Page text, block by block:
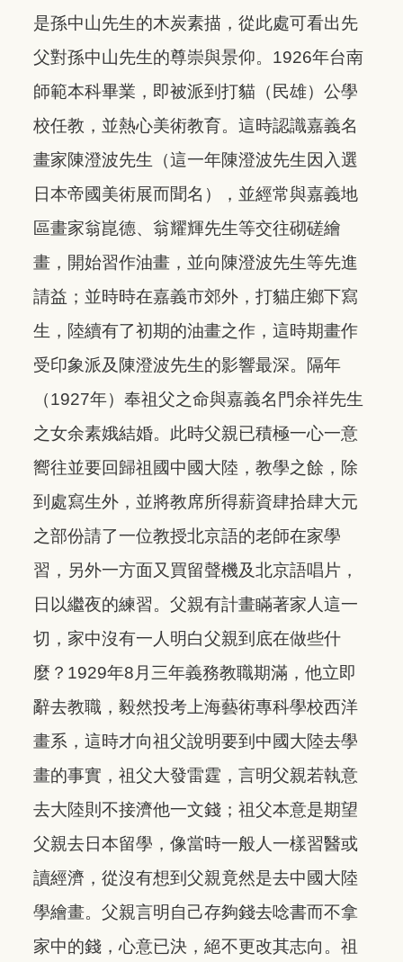
是孫中山先生的木炭素描，從此處可看出先
父對孫中山先生的尊崇與景仰。1926年台南
師範本科畢業，即被派到打貓（民雄）公學
校任教，並熱心美術教育。這時認識嘉義名
畫家陳澄波先生（這一年陳澄波先生因入選
日本帝國美術展而聞名），並經常與嘉義地
區畫家翁崑德、翁耀輝先生等交往砌磋繪
畫，開始習作油畫，並向陳澄波先生等先進
請益；並時時在嘉義市郊外，打貓庄鄉下寫
生，陸續有了初期的油畫之作，這時期畫作
受印象派及陳澄波先生的影響最深。隔年
（1927年）奉祖父之命與嘉義名門余祥先生
之女余素娥結婚。此時父親已積極一心一意
嚮往並要回歸祖國中國大陸，教學之餘，除
到處寫生外，並將教席所得薪資肆拾肆大元
之部份請了一位教授北京語的老師在家學
習，另外一方面又買留聲機及北京語唱片，
日以繼夜的練習。父親有計畫瞞著家人這一
切，家中沒有一人明白父親到底在做些什
麼？1929年8月三年義務教職期滿，他立即
辭去教職，毅然投考上海藝術專科學校西洋
畫系，這時才向祖父說明要到中國大陸去學
畫的事實，祖父大發雷霆，言明父親若執意
去大陸則不接濟他一文錢；祖父本意是期望
父親去日本留學，像當時一般人一樣習醫或
讀經濟，從沒有想到父親竟然是去中國大陸
學繪畫。父親言明自己存夠錢去唸書而不拿
家中的錢，心意已決，絕不更改其志向。祖